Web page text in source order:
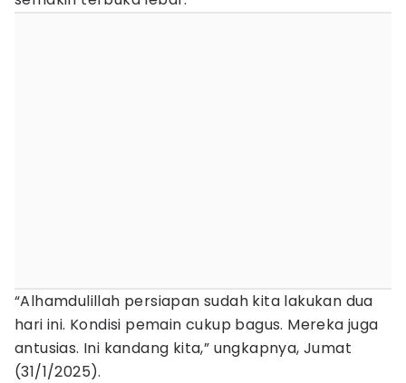
“Alhamdulillah persiapan sudah kita lakukan dua
hari ini. Kondisi pemain cukup bagus. Mereka juga
antusias. Ini kandang kita,” ungkapnya, Jumat
(31/1/2025).